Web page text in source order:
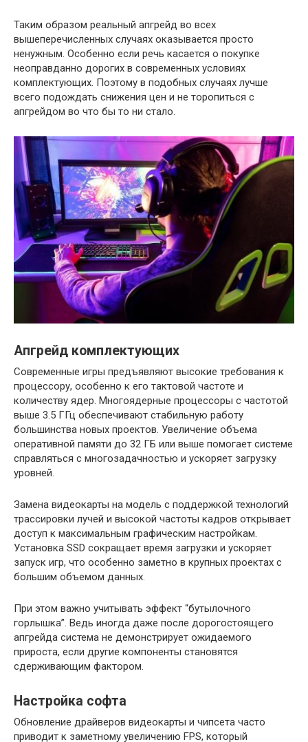
Таким образом реальный апгрейд во всех
вышеперечисленных случаях оказывается просто
ненужным. Особенно если речь касается о покупке
неоправданно дорогих в современных условиях
комплектующих. Поэтому в подобных случаях лучше
всего подождать снижения цен и не торопиться с
апгрейдом во что бы то ни стало.
Апгрейд комплектующих
Современные игры предъявляют высокие требования к
процессору, особенно к его тактовой частоте и
количеству ядер. Многоядерные процессоры с частотой
выше 3.5 ГГц обеспечивают стабильную работу
большинства новых проектов. Увеличение объема
оперативной памяти до 32 ГБ или выше помогает системе
справляться с многозадачностью и ускоряет загрузку
уровней.
Замена видеокарты на модель с поддержкой технологий
трассировки лучей и высокой частоты кадров открывает
доступ к максимальным графическим настройкам.
Установка SSD сокращает время загрузки и ускоряет
запуск игр, что особенно заметно в крупных проектах с
большим объемом данных.
При этом важно учитывать эффект “бутылочного
горлышка”. Ведь иногда даже после дорогостоящего
апгрейда система не демонстрирует ожидаемого
прироста, если другие компоненты становятся
сдерживающим фактором.
Настройка софта
Обновление драйверов видеокарты и чипсета часто
приводит к заметному увеличению FPS, который